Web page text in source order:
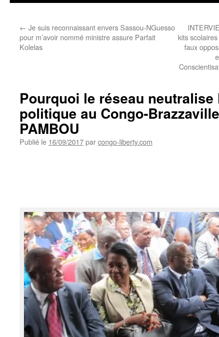
← Je suis reconnaissant envers Sassou-NGuesso
pour m’avoir nommé ministre assure Parfait
Kolelas
kits
faux
Pourquoi le réseau neutralise
politique au Congo-
PAMBOU
Publié le 16/09/2017parcongo-liberty.com